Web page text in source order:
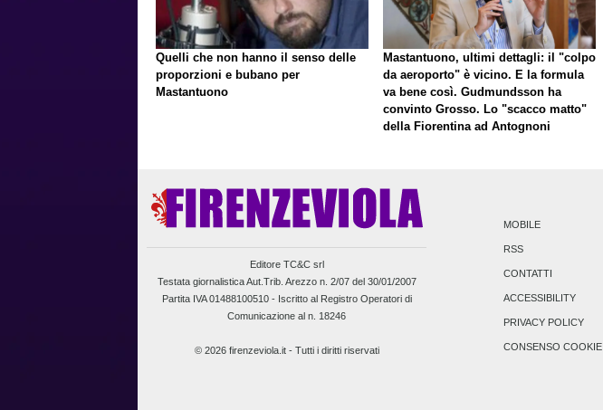
Quelli che non hanno il senso delle
proporzioni e bubano per
Mastantuono
Mastantuono, ultimi dettagli: il "colpo
da aeroporto" è vicino. E la formula
va bene così. Gudmundsson ha
convinto Grosso. Lo "scacco matto"
della Fiorentina ad Antognoni
Editore TC&C srl
Testata giornalistica Aut.Trib. Arezzo n. 2/07 del 30/01/2007
Partita IVA 01488100510 - Iscritto al Registro Operatori di
Comunicazione al n. 18246
© 2026 firenzeviola.it - Tutti i diritti riservati
MOBILE
RSS
CONTATTI
ACCESSIBILITY
PRIVACY POLICY
CONSENSO COOKIE